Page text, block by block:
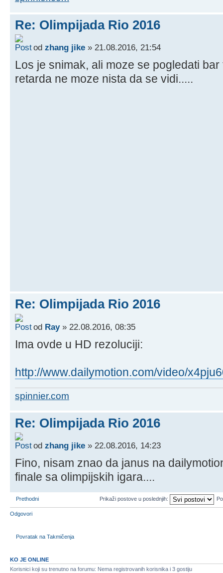
Re: Olimpijada Rio 2016
od zhang jike » 21.08.2016, 21:54
Los je snimak, ali moze se pogledati
retarda ne moze nista da se vidi.....
Re: Olimpijada Rio 2016
od Ray» 22.08.2016, 08:35
Ima ovde u HD rezoluciji:
http://www.dailymotion.com/video/
spinnier.com
Re: Olimpijada Rio 2016
od zhang jike » 22.08.2016, 14:23
Fino, nisam znao da janus na
finale sa olimpijskih igara....
Prethodni Prikaži postove u poslednjih:
Odgovori
Povratak na Takmičenja
KO JE ONLINE
Korisnici koji su trenutno na forumu: Nema registrovanih korisnika i 3 gostiju